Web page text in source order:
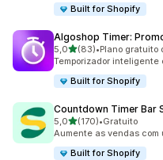
Built for Shopify
Algoshop Timer:
5,0de 5 estrelas
(83)
83 total de avaliações
•Plano gratuito
Temporizador
Built for Shopify
Countdown Timer Bar
5,0de 5 estrelas
(170)
170 total de avaliações
•Gratuito
Aumente as vendas
Built for Shopify